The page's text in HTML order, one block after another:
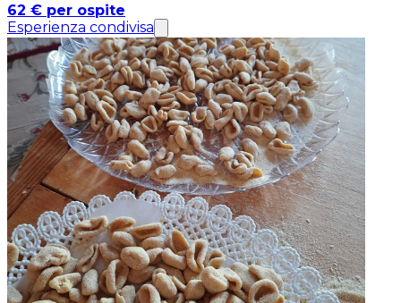
62 € per ospite
Esperienza condivisa